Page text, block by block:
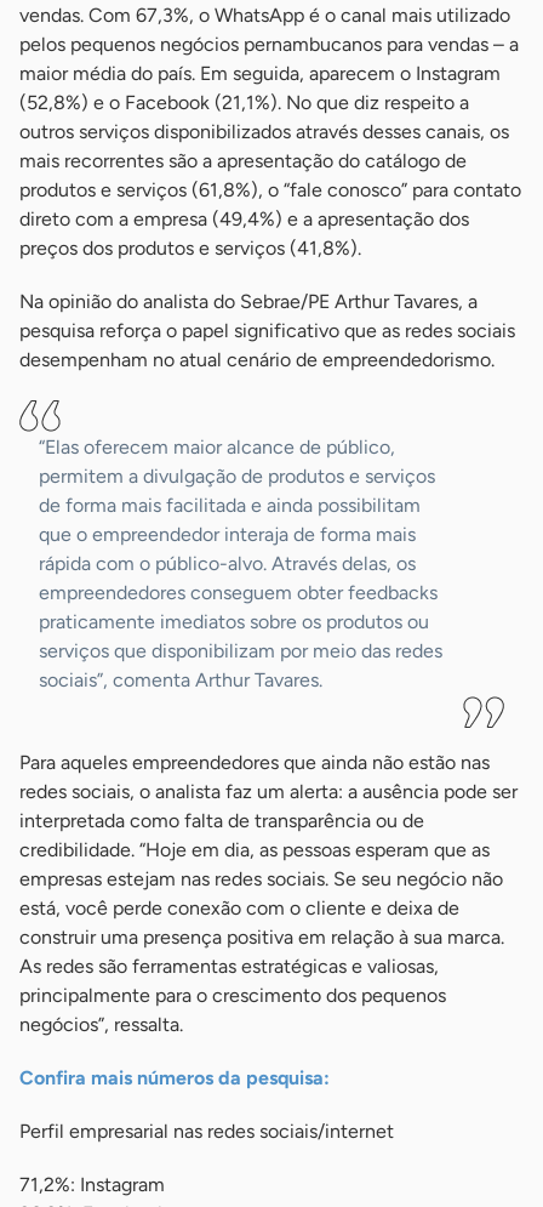
vendas. Com 67,3%, o WhatsApp é o canal mais utilizado
pelos pequenos negócios pernambucanos para vendas – a
maior média do país. Em seguida, aparecem o Instagram
(52,8%) e o Facebook (21,1%). No que diz respeito a
outros serviços disponibilizados através desses canais, os
mais recorrentes são a apresentação do catálogo de
produtos e serviços (61,8%), o “fale conosco” para contato
direto com a empresa (49,4%) e a apresentação dos
preços dos produtos e serviços (41,8%).
Na opinião do analista do Sebrae/PE Arthur Tavares, a
pesquisa reforça o papel significativo que as redes sociais
desempenham no atual cenário de empreendedorismo.
“Elas oferecem maior alcance de público,
permitem a divulgação de produtos e serviços
de forma mais facilitada e ainda possibilitam
que o empreendedor interaja de forma mais
rápida com o público-alvo. Através delas, os
empreendedores conseguem obter feedbacks
praticamente imediatos sobre os produtos ou
serviços que disponibilizam por meio das redes
sociais”, comenta Arthur Tavares.
Para aqueles empreendedores que ainda não estão nas
redes sociais, o analista faz um alerta: a ausência pode ser
interpretada como falta de transparência ou de
credibilidade. “Hoje em dia, as pessoas esperam que as
empresas estejam nas redes sociais. Se seu negócio não
está, você perde conexão com o cliente e deixa de
construir uma presença positiva em relação à sua marca.
As redes são ferramentas estratégicas e valiosas,
principalmente para o crescimento dos pequenos
negócios”, ressalta.
Confira mais números da pesquisa:
Perfil empresarial nas redes sociais/internet
71,2%: Instagram